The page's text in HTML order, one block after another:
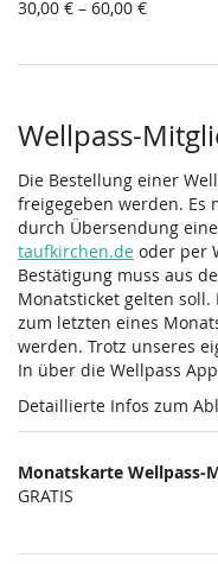
von
30,00 € – 60,00 €
Wellpass-
Die Bestellung einer
freigegeben werden. Es
durch Übersendung
taufkirchen.de oder per
Bestätigung muss aus
Monatsticket gelten
zum letzten eines
werden. Trotz unseres
In über die Wellpass
Detaillierte Infos zum
Monatskarte Wellpass-
GRATIS